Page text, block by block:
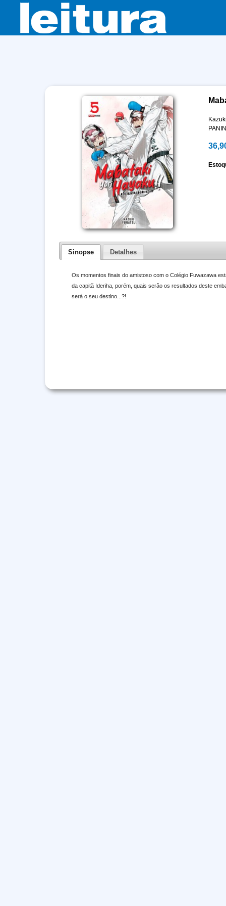
Sinopse Detalhes
Os momentos finais do amistoso com o Colégio Fuwazawa
da capitã Ideriha, porém, quais serão os resultados deste
será o seu destino...?!